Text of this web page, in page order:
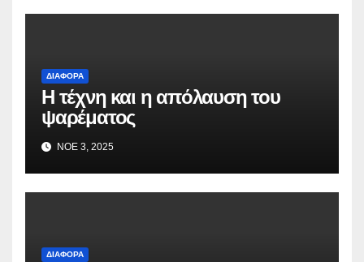
ΔΙΆΦΟΡΑ
Η τέχνη και η απόλαυση του
ψαρέματος
ΝΟΈ 3, 2025
ΔΙΆΦΟΡΑ